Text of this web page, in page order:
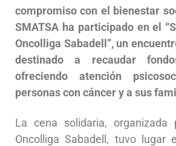
compromiso con el bienestar
SMATSA ha participado en el
Oncolliga Sabadell”, un
destinado a recaudar
ofreciendo atención
personas con cáncer y a sus
La cena solidaria, organizada
Oncolliga Sabadell, tuvo lugar